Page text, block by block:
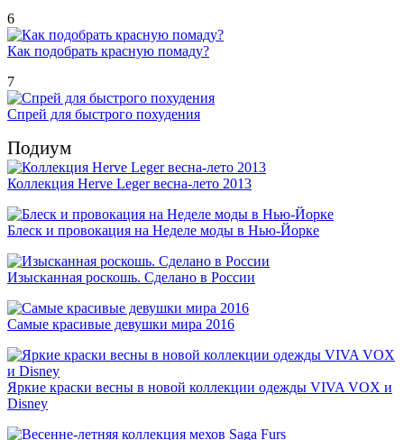
6
Как подобрать красную помаду?
7
Спрей для быстрого похудения
Подиум
Коллекция Herve Leger весна-лето 2013
Блеск и провокация на Неделе моды в Нью-Йорке
Изысканная роскошь. Сделано в России
Самые красивые девушки мира 2016
Яркие краски весны в новой коллекции одежды VIVA VOX и
Disney